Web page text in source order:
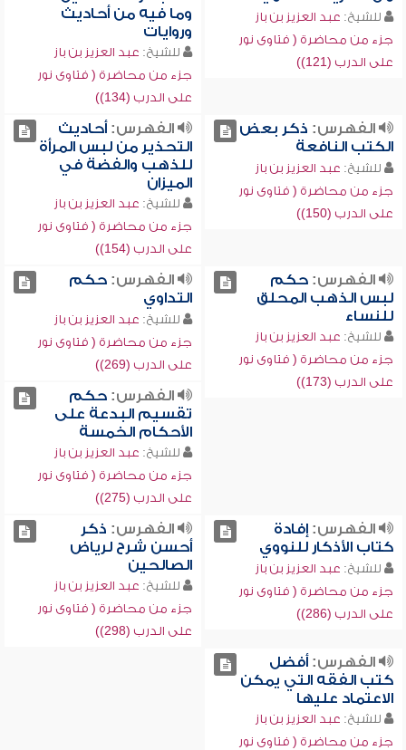
للشيخ: عبد العزيز بن باز
جزء من محاضرة ( فتاوى نور
على الدرب (121))
وما فيه من أحاديث
وروايات
للشيخ: عبد العزيز بن باز
جزء من محاضرة ( فتاوى نور
على الدرب (134))
الفهرس: ذكر بعض
الكتب النافعة
للشيخ: عبد العزيز بن باز
جزء من محاضرة ( فتاوى نور
على الدرب (150))
الفهرس:أحاديث
التحذير من لبس المرأة
للذهب والفضة في
الميزان
للشيخ: عبد العزيز بن باز
جزء من محاضرة ( فتاوى نور
على الدرب (154))
الفهرس:حكم
لبس الذهب المحلق
للنساء
للشيخ: عبد العزيز بن باز
جزء من محاضرة ( فتاوى نور
على الدرب (173))
الفهرس:حكم
التداوي
للشيخ: عبد العزيز بن باز
جزء من محاضرة ( فتاوى نور
على الدرب (269))
الفهرس:حكم
تقسيم البدعة على
الأحكام الخمسة
للشيخ: عبد العزيز بن باز
جزء من محاضرة ( فتاوى نور
على الدرب (275))
الفهرس:إفادة
كتاب الأذكار للنووي
للشيخ: عبد العزيز بن باز
جزء من محاضرة ( فتاوى نور
على الدرب (286))
الفهرس: ذكر
أحسن شرح لرياض
الصالحين
للشيخ: عبد العزيز بن باز
جزء من محاضرة ( فتاوى نور
على الدرب (298))
الفهرس:أفضل
كتب الفقه التي يمكن
الاعتماد عليها
للشيخ: عبد العزيز بن باز
جزء من محاضرة ( فتاوى نور